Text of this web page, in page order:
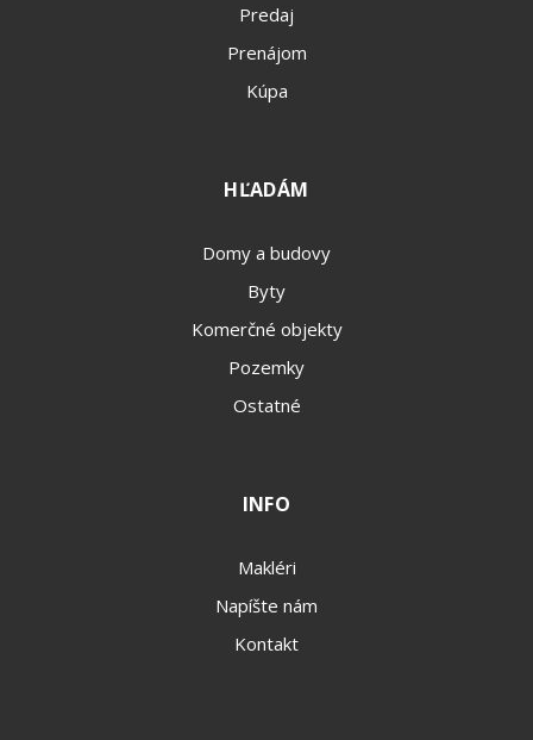
Predaj
Prenájom
Kúpa
HĽADÁM
Domy a budovy
Byty
Komerčné objekty
Pozemky
Ostatné
INFO
Makléri
Napíšte nám
Kontakt